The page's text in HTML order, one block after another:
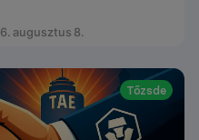
augusztus 8.
Tőzsde